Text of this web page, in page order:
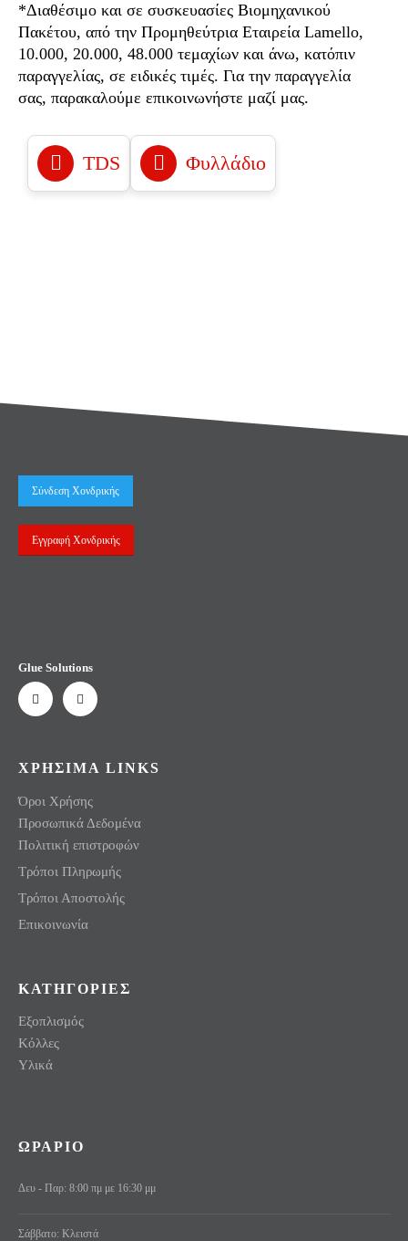
*Διαθέσιμο και σε συσκευασίες Βιομηχανικού
Πακέτου, από την Προμηθεύτρια Εταιρεία Lamello,
10.000, 20.000, 48.000 τεμαχίων και άνω, κατόπιν
παραγγελίας, σε ειδικές τιμές. Για την παραγγελία
σας, παρακαλούμε επικοινωνήστε μαζί μας.
TDS Φυλλάδιο
Σύνδεση Χονδρικής
Εγγραφή Χονδρικής
Glue Solutions
ΧΡΗΣΙΜΑ LINKS
Όροι Χρήσης
Προσωπικά Δεδομένα
Πολιτική επιστροφών
Τρόποι Πληρωμής
Τρόποι Αποστολής
Επικοινωνία
ΚΑΤΗΓΟΡΙΕΣ
Εξοπλισμός
Κόλλες
Υλικά
ΩΡΑΡΙΟ
Δευ - Παρ: 8:00 πμ με 16:30 μμ
Σάββατο: Κλειστά